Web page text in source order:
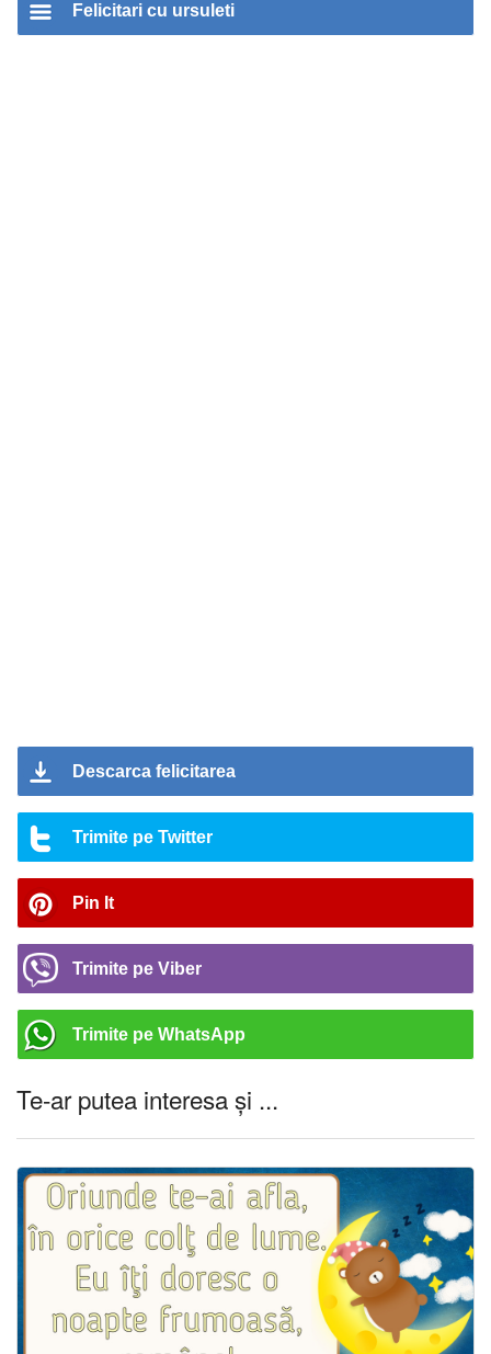
Felicitari cu ursuleti
Descarca felicitarea
Trimite pe Twitter
Pin It
Trimite pe Viber
Trimite pe WhatsApp
Te-ar putea interesa și ...